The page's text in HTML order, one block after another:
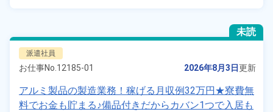
未読
派遣社員
お仕事No. 12185-01 2026年8月3日更新
アルミ製品の製造業務！稼げる月収例32万円★寮費無
料でお金も貯まる♪備品付きだからカバン1つで入居も